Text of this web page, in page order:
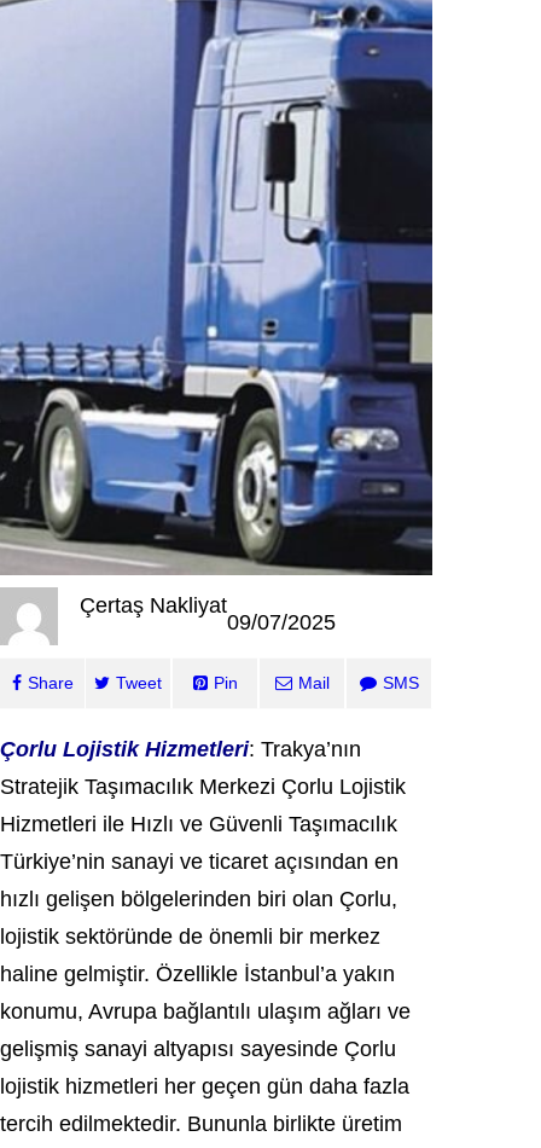
Çertaş Nakliyat
09/07/2025
Share Tweet Pin Mail SMS
Çorlu Lojistik Hizmetleri: Trakya’nın
Stratejik Taşımacılık Merkezi Çorlu Lojistik
Hizmetleri ile Hızlı ve Güvenli Taşımacılık
Türkiye’nin sanayi ve ticaret açısından en
hızlı gelişen bölgelerinden biri olan Çorlu,
lojistik sektöründe de önemli bir merkez
haline gelmiştir. Özellikle İstanbul’a yakın
konumu, Avrupa bağlantılı ulaşım ağları ve
gelişmiş sanayi altyapısı sayesinde Çorlu
lojistik hizmetleri her geçen gün daha fazla
tercih edilmektedir. Bununla birlikte üretim